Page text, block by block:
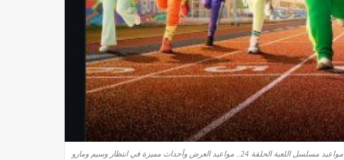
مواعيد مسلسل اللعبة الحلقة 24.. مواعيد العرض وأحداث مميزة في انتظار وسيم ومازو